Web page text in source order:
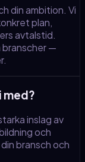
din ambition. Vi
plan,
avtalstid.
branscher —
med?
inslag av
och
bransch och